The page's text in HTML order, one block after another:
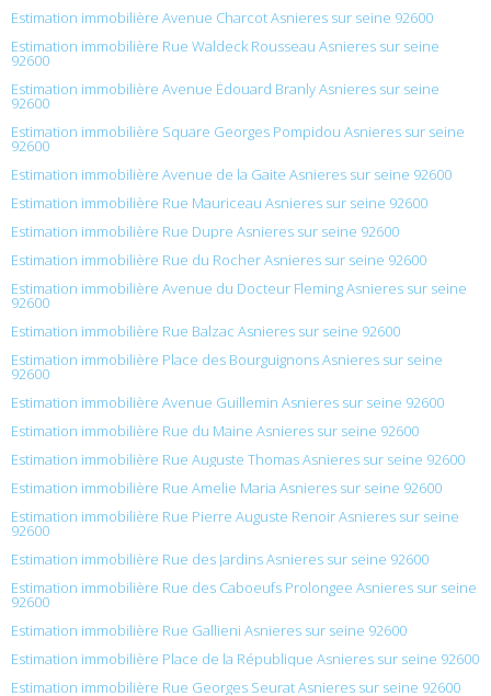
Estimation immobilière Avenue Charcot Asnieres sur seine 92600
Estimation immobilière Rue Waldeck Rousseau Asnieres sur seine
92600
Estimation immobilière Avenue Édouard Branly Asnieres sur seine
92600
Estimation immobilière Square Georges Pompidou Asnieres sur seine
92600
Estimation immobilière Avenue de la Gaite Asnieres sur seine 92600
Estimation immobilière Rue Mauriceau Asnieres sur seine 92600
Estimation immobilière Rue Dupre Asnieres sur seine 92600
Estimation immobilière Rue du Rocher Asnieres sur seine 92600
Estimation immobilière Avenue du Docteur Fleming Asnieres sur seine
92600
Estimation immobilière Rue Balzac Asnieres sur seine 92600
Estimation immobilière Place des Bourguignons Asnieres sur seine
92600
Estimation immobilière Avenue Guillemin Asnieres sur seine 92600
Estimation immobilière Rue du Maine Asnieres sur seine 92600
Estimation immobilière Rue Auguste Thomas Asnieres sur seine 92600
Estimation immobilière Rue Amelie Maria Asnieres sur seine 92600
Estimation immobilière Rue Pierre Auguste Renoir Asnieres sur seine
92600
Estimation immobilière Rue des Jardins Asnieres sur seine 92600
Estimation immobilière Rue des Caboeufs Prolongee Asnieres sur seine
92600
Estimation immobilière Rue Gallieni Asnieres sur seine 92600
Estimation immobilière Place de la République Asnieres sur seine 92600
Estimation immobilière Rue Georges Seurat Asnieres sur seine 92600